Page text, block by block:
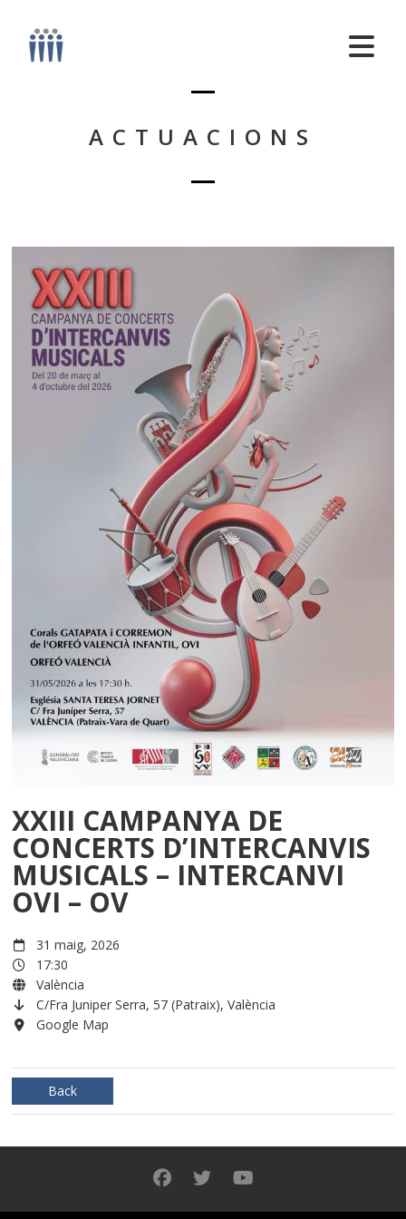
ACTUACIONS
XXIII CAMPANYA DE
CONCERTS D’INTERCANVIS
MUSICALS – INTERCANVI
OVI – OV
31 maig, 2026
17:30
València
C/Fra Juniper Serra, 57 (Patraix), València
Google Map
Back